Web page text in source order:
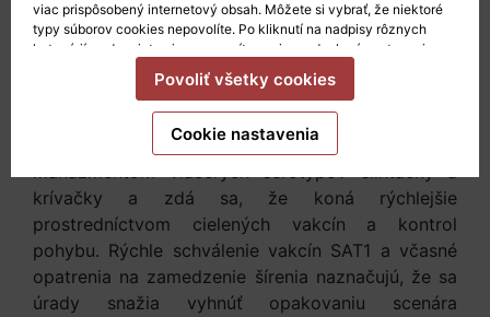
nerozšírila po celej krajine, čo nakoniec znížilo
stav čínskych ošípaných približne na polovicu a
ceny bravčového mäsa dosiahli rekordné maximá.
Existujú však aj dôležité rozdiely, ktoré by mohli
eliminovať riziko takýchto pesimistických
scenárov. Čína má dlhoročné skúsenosti s
manažmentom viacerých sérotypov slintačky a
krívačky a zdá sa, že koná rýchlejšie
prostredníctvom cielených vakcín a kontrol
pohybu. Rýchle schválenie vakcín SAT1 a včasné
opatrenia na zamedzenie šírenia naznačujú, že sa
úrady snažia vyhnúť opakovaniu scenára
viac prispôsobený internetový obsah. Môžete si vybrať, že niektoré
typy súborov cookies nepovolíte. Po kliknutí na nadpisy rôznych
kategórií sa dozviete viac a zmeníte svoje predvolené nastavenia.
Mali by ste však vedieť, že blokovanie niektorých súborov cookies
môže ovplyvniť vašu skúsenosť so stránkou a služby, ktoré vám
Viac informácií.
Cookie nastavenia
Povoliť všetky cookies